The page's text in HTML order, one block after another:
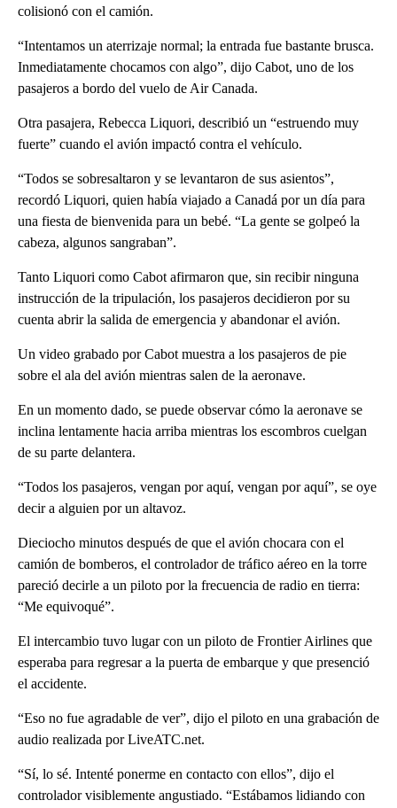
colisionó con el camión.
“Intentamos un aterrizaje normal; la entrada fue bastante brusca.
Inmediatamente chocamos con algo”, dijo Cabot, uno de los
pasajeros a bordo del vuelo de Air Canada.
Otra pasajera, Rebecca Liquori, describió un “estruendo muy
fuerte” cuando el avión impactó contra el vehículo.
“Todos se sobresaltaron y se levantaron de sus asientos”,
recordó Liquori, quien había viajado a Canadá por un día para
una fiesta de bienvenida para un bebé. “La gente se golpeó la
cabeza, algunos sangraban”.
Tanto Liquori como Cabot afirmaron que, sin recibir ninguna
instrucción de la tripulación, los pasajeros decidieron por su
cuenta abrir la salida de emergencia y abandonar el avión.
Un video grabado por Cabot muestra a los pasajeros de pie
sobre el ala del avión mientras salen de la aeronave.
En un momento dado, se puede observar cómo la aeronave se
inclina lentamente hacia arriba mientras los escombros cuelgan
de su parte delantera.
“Todos los pasajeros, vengan por aquí, vengan por aquí”, se oye
decir a alguien por un altavoz.
Dieciocho minutos después de que el avión chocara con el
camión de bomberos, el controlador de tráfico aéreo en la torre
pareció decirle a un piloto por la frecuencia de radio en tierra:
“Me equivoqué”.
El intercambio tuvo lugar con un piloto de Frontier Airlines que
esperaba para regresar a la puerta de embarque y que presenció
el accidente.
“Eso no fue agradable de ver”, dijo el piloto en una grabación de
audio realizada por LiveATC.net.
“Sí, lo sé. Intenté ponerme en contacto con ellos”, dijo el
controlador visiblemente angustiado. “Estábamos lidiando con